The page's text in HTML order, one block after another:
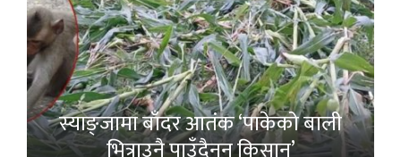
स्याङ्जामा बाँदर आतंक ‘पाकेको बाली